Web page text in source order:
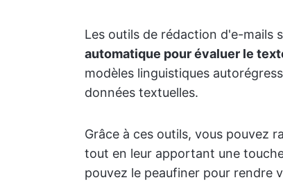
Les outils de rédaction d'e-mails
automatique pour évaluer le
modèles linguistiques
données textuelles.
Grâce à ces outils, vous pouvez
tout en leur apportant une
pouvez le peaufiner pour rendre